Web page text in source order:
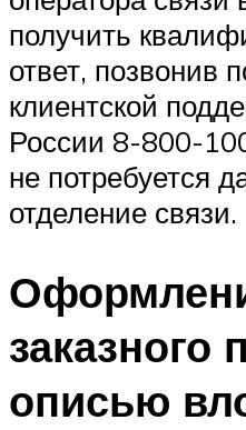
получить
ответ, позвонив
клиентской
России 8-800-
не потребуется
отделение связи.
заказного
описью